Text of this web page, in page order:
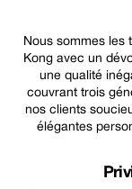
Nous sommes les
Kong avec un
une qualité
couvrant trois
nos clients
élégantes